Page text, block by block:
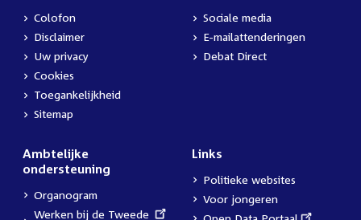
Colofon
Disclaimer
Uw privacy
Cookies
Toegankelijkheid
Sitemap
Sociale media
E-mailattenderingen
Debat Direct
Ambtelijke
ondersteuning
Organogram
External
Werken bij de Tweede
Links
Politieke websites
Voor jongeren